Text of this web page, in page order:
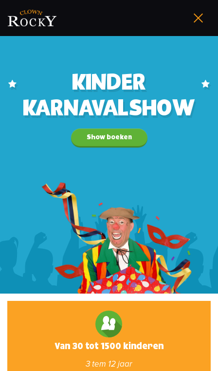
KINDER
KARNAVALSHOW
Show boeken
Van 30 tot 1500 kinderen
3 tem 12 jaar